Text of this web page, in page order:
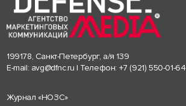
199178, Санкт-Петербург, а/я 139
E-mail: avg@dfnc.ru | Телефон: +7 (921) 550-01-64
Журнал «НОЗС»